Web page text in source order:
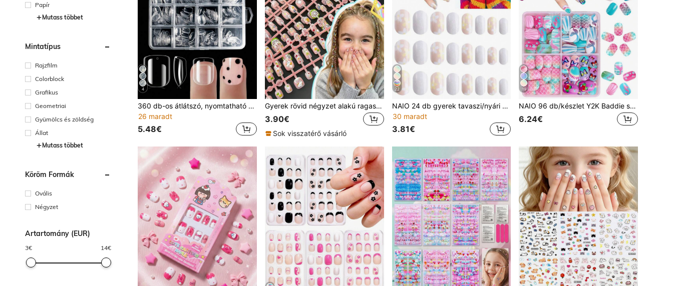
Papír
Mutass többet
Mintatípus
Rajzfilm
Colorblock
Grafikus
Geometriai
Gyümölcs és zöldség
Állat
Mutass többet
Köröm Formák
Ovális
Négyzet
Ártartomány (EUR)
3€ 14€
4
360 db-os átlátszó, nyomtatható körömdíszítés nagy gyerekeknek, rövid, négyzet alakú, átlátszó körömdíszítés kislányoknak, teljes körű gyermek műkörömdíszítés, 12 méretű, mesterséges akril lágy gél körömdíszítés 9-12 éves kislányoknak, egyszerű barkács körömdíszítés műköröm kellékek
26 maradt
5.48€
Gyerek rövid négyzet alakú ragasztott körmek, nyári átlátszó rózsaszín műkörömhegyek rajzfilm macskával, citromszelettel, masnival, csillaggal és gyümölcsmintával, DIY manikűr készlet kislányoknak, parti, ünnep, mindennapi játékos öltözködéshez, körömdíszítő ajándék
3.90€
Sok visszatérő vásárló
22
NAIO 24 db gyerek tavaszi/nyári viselhető műköröm, 1 csomag krémszínű virágmintás előragasztott rövid műköröm matricák, kislányoknak születésnapi ajándékként, partikra és stílusdíszítéshez
30 maradt
3.81€
19
NAIO 96 db/készlet Y2K Baddie stílusú gyerek öntapadós műköröm akril műköröm előre ragasztott teljes fedésű csillámporos aranyos színátmenet, sellő, pillangó, csillagok és egyéb elemek rövid gyerek öntapadós műköröm készlet kislányoknak - aranyos óceán téma
6.24€